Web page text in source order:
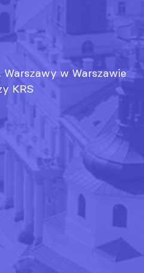
w Warszawie
KRS